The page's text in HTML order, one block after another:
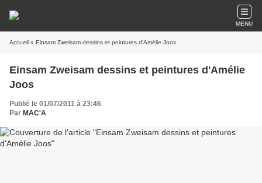
MENU
Accueil » Einsam Zweisam dessins et peintures d'Amélie Joos
Einsam Zweisam dessins et peintures d'Amélie
Joos
Publié le 01/07/2011 à 23:46
Par MAC'A